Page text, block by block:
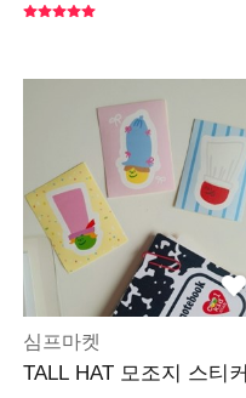
심프마켓
TALL HAT 모조지 스티커